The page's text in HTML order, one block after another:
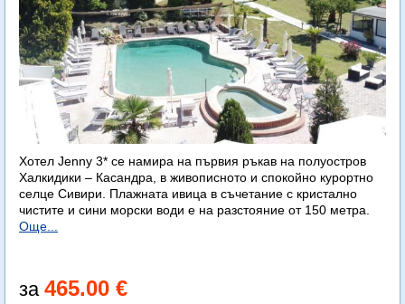
Хотел Jenny 3* се намира на първия ръкав на полуостров
Халкидики – Касандра, в живописното и спокойно курортно
селце Сивири. Плажната ивица в съчетание с кристално
чистите и сини морски води е на разстояние от 150 метра.
Още...
465.00 €